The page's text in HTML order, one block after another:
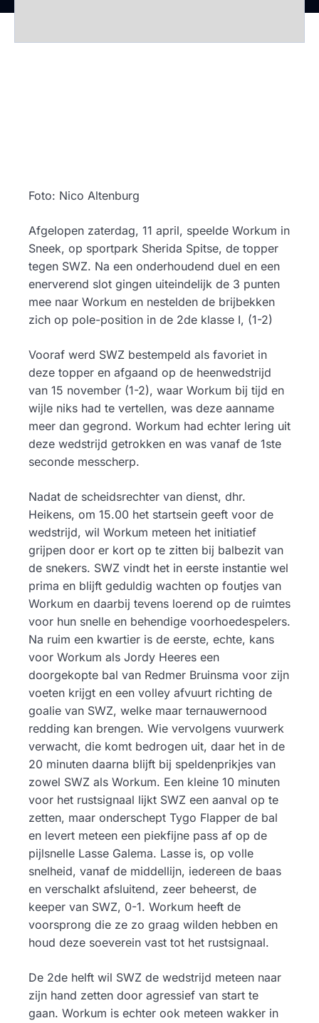
Foto: Nico Altenburg
Afgelopen zaterdag, 11 april, speelde Workum in
Sneek, op sportpark Sherida Spitse, de topper
tegen SWZ. Na een onderhoudend duel en een
enerverend slot gingen uiteindelijk de 3 punten
mee naar Workum en nestelden de brijbekken
zich op pole-position in de 2de klasse I, (1-2)
Vooraf werd SWZ bestempeld als favoriet in
deze topper en afgaand op de heenwedstrijd
van 15 november (1-2), waar Workum bij tijd en
wijle niks had te vertellen, was deze aanname
meer dan gegrond. Workum had echter lering uit
deze wedstrijd getrokken en was vanaf de 1ste
seconde messcherp.
Nadat de scheidsrechter van dienst, dhr.
Heikens, om 15.00 het startsein geeft voor de
wedstrijd, wil Workum meteen het initiatief
grijpen door er kort op te zitten bij balbezit van
de snekers. SWZ vindt het in eerste instantie wel
prima en blijft geduldig wachten op foutjes van
Workum en daarbij tevens loerend op de ruimtes
voor hun snelle en behendige voorhoedespelers.
Na ruim een kwartier is de eerste, echte, kans
voor Workum als Jordy Heeres een
doorgekopte bal van Redmer Bruinsma voor zijn
voeten krijgt en een volley afvuurt richting de
goalie van SWZ, welke maar ternauwernood
redding kan brengen. Wie vervolgens vuurwerk
verwacht, die komt bedrogen uit, daar het in de
20 minuten daarna blijft bij speldenprikjes van
zowel SWZ als Workum. Een kleine 10 minuten
voor het rustsignaal lijkt SWZ een aanval op te
zetten, maar onderschept Tygo Flapper de bal
en levert meteen een piekfijne pass af op de
pijlsnelle Lasse Galema. Lasse is, op volle
snelheid, vanaf de middellijn, iedereen de baas
en verschalkt afsluitend, zeer beheerst, de
keeper van SWZ, 0-1. Workum heeft de
voorsprong die ze zo graag wilden hebben en
houd deze soeverein vast tot het rustsignaal.
De 2de helft wil SWZ de wedstrijd meteen naar
zijn hand zetten door agressief van start te
gaan. Workum is echter ook meteen wakker in